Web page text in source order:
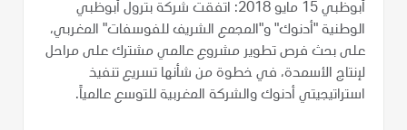
أبوظبي 15 مايو 2018: اتفقت شركة بترول أبوظبي
الوطنية "أدنوك" و"المجمع الشريف للفوسفات" المغربي،
على بحث فرص تطوير مشروع عالمي مشترك على مراحل
لإنتاج الأسمدة، في خطوة من شأنها تسريع تنفيذ
استراتيجيتي أدنوك والشركة المغربية للتوسع عالمياً.